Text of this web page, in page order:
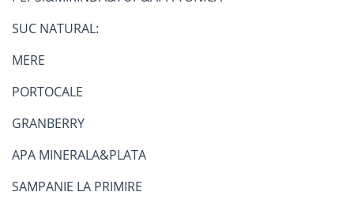
SUC NATURAL:
MERE
PORTOCALE
GRANBERRY
APA MINERALA&PLATA
SAMPANIE LA PRIMIRE